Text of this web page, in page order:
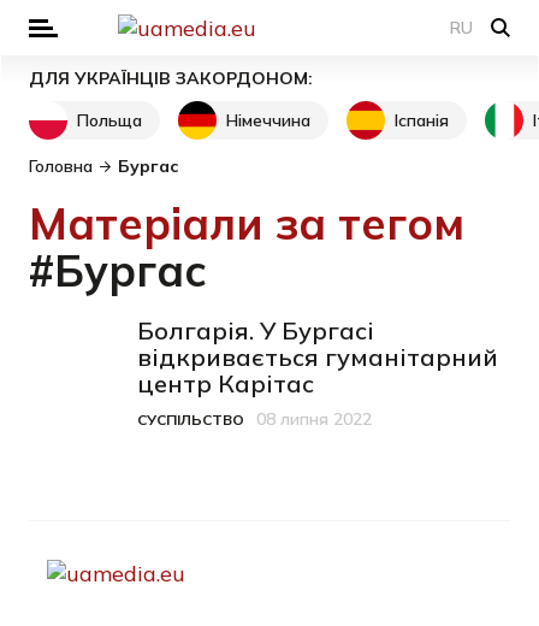
RU
ДЛЯ УКРАЇНЦІВ ЗАКОРДОНОМ:
Польща
Німеччина Іспанія
Головна Бургас
Матеріали за тегом
#Бургас
Болгарія. У Бургасі
відкривається гуманітарний
центр Карітас
Категорія
СУСПІЛЬСТВО
Дата публікації08 липня 2022